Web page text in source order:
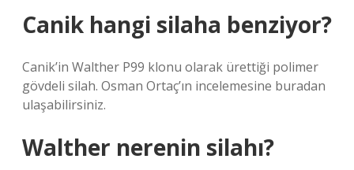
Canik hangi silaha benziyor?
Canik’in Walther P99 klonu olarak ürettiği polimer
gövdeli silah. Osman Ortaç’ın incelemesine buradan
ulaşabilirsiniz.
Walther nerenin silahı?